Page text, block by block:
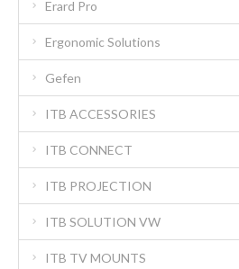
Erard Pro
Ergonomic Solutions
Gefen
ITB ACCESSORIES
ITB CONNECT
ITB PROJECTION
ITB SOLUTION VW
ITB TV MOUNTS